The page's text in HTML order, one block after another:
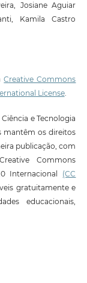
Josiane Aguiar
Kamila Castro
Creative Commons
License.
e Tecnologia
mantêm os direitos
publicação, com
Commons
Internacional (CC
gratuitamente e
educacionais,